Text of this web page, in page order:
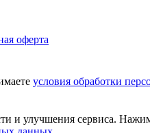
оферта
условия обработки
и улучшения сервиса.